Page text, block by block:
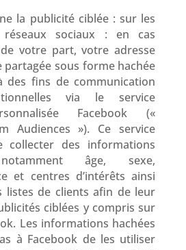
la publicité ciblée : sur les
réseaux sociaux : en cas
de votre part, votre adresse
sous forme hachée
des fins de communication
via le service
Facebook («
Audiences »). Ce service
collecter des informations
âge, sexe,
et centres d’intérêts ainsi
listes de clients afin de leur
ciblées y compris sur
Les informations hachées
à Facebook de les utiliser